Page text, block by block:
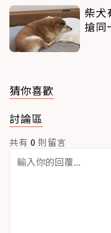
柴犬
搶同
猜你喜歡
討論區
共有 0 則留言